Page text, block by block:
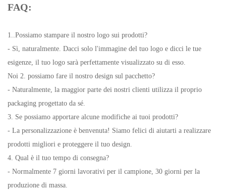
FAQ:
1..Possiamo stampare il nostro logo sui prodotti?
- Sì, naturalmente. Dacci solo l'immagine del tuo logo e dicci le tue
esigenze, il tuo logo sarà perfettamente visualizzato su di esso.
Noi 2. possiamo fare il nostro design sul pacchetto?
- Naturalmente, la maggior parte dei nostri clienti utilizza il proprio
packaging progettato da sé.
3. Se possiamo apportare alcune modifiche ai tuoi prodotti?
- La personalizzazione è benvenuta! Siamo felici di aiutarti a realizzare
prodotti migliori e proteggere il tuo design.
4. Qual è il tuo tempo di consegna?
- Normalmente 7 giorni lavorativi per il campione, 30 giorni per la
produzione di massa.